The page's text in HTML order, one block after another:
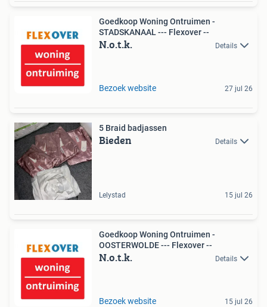
Goedkoop Woning Ontruimen -
STADSKANAAL --- Flexover --
N.o.t.k. Details
Bezoek website 27 jul 26
5 Braid badjassen
Bieden Details
Lelystad 15 jul 26
Goedkoop Woning Ontruimen -
OOSTERWOLDE --- Flexover --
N.o.t.k. Details
Bezoek website 15 jul 26